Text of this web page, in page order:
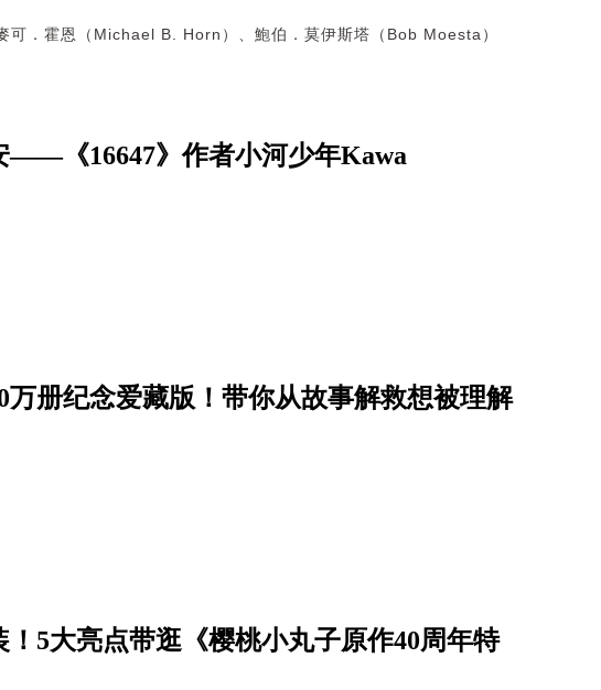
．霍恩（Michael B. Horn）、鮑伯．莫伊斯塔（Bob Moesta）
——《16647》作者小河少年Kawa
册纪念爱藏版！带你从故事解救想被理解
5大亮点带逛《樱桃小丸子原作40周年特